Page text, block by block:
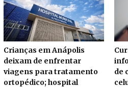
Crianças em Anápolis
deixam de enfrentar
viagens para tratamento
ortopédico; hospital
de